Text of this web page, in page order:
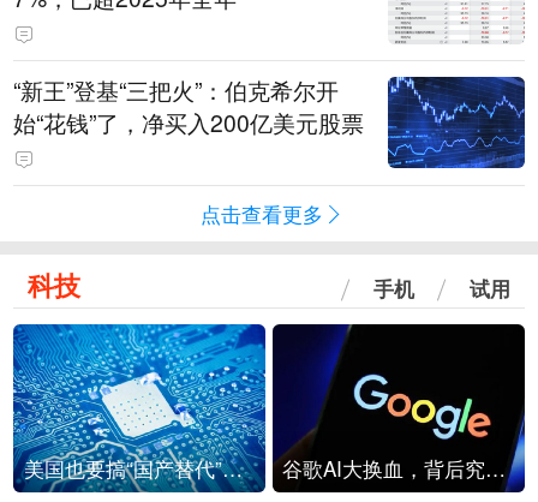
“新王”登基“三把火”：伯克希尔开
始“花钱”了，净买入200亿美元股票
点击查看更多
科技 手机 试用
美国也要搞“国产替代”？先算清三笔账 谷歌AI大换血，背后究竟发生了什么？